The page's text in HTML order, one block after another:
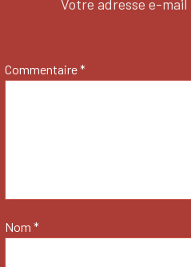
Votre adresse e-mail
Commentaire*
Nom *